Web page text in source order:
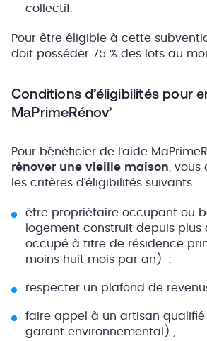
collectif.
Pour être éligible à cette
doit posséder 75 % des lots au
Conditions d’éligibilités pour
MaPrimeRénov’
Pour bénéficier de l’aide
rénover une vieille maison ,
les critères d’éligibilités suivants :
être propriétaire occupant ou
logement construit depuis plus
occupé à titre de résidence
moins huit mois par an) ;
respecter un plafond de
faire appel à un artisan qualifié
garant environnemental) ;